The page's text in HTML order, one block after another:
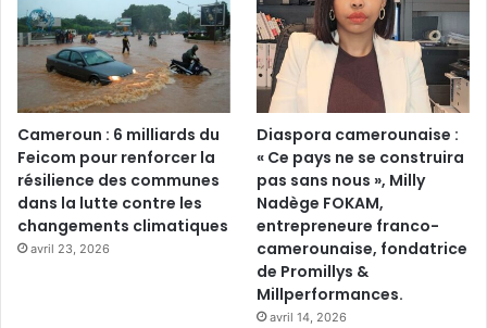
Cameroun : 6 milliards du
Feicom pour renforcer la
résilience des communes
dans la lutte contre les
changements climatiques
avril 23, 2026
Diaspora camerounaise :
« Ce pays ne se construira
pas sans nous », Milly
Nadège FOKAM,
entrepreneure franco-
camerounaise, fondatrice
de Promillys &
Millperformances.
avril 14, 2026